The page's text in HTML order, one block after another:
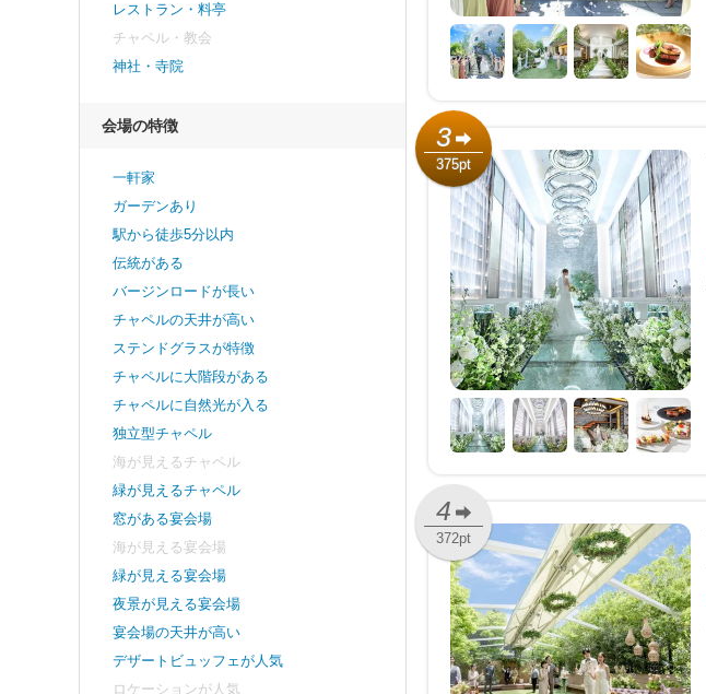
3
375pt
4
372pt
レストラン・料亭
チャペル・教会
神社・寺院
会場の特徴
一軒家
ガーデンあり
駅から徒歩5分以内
伝統がある
バージンロードが長い
チャペルの天井が高い
ステンドグラスが特徴
チャペルに大階段がある
チャペルに自然光が入る
独立型チャペル
海が見えるチャペル
緑が見えるチャペル
窓がある宴会場
海が見える宴会場
緑が見える宴会場
夜景が見える宴会場
宴会場の天井が高い
デザートビュッフェが人気
ロケーションが人気